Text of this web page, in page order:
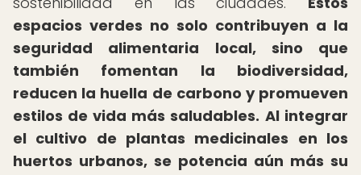
espacios verdes no solo contribuyen a la
seguridad alimentaria local, sino que
también fomentan la biodiversidad,
reducen la huella de carbono y promueven
estilos de vida más saludables. Al integrar
el cultivo de plantas medicinales en los
huertos urbanos, se potencia aún más su